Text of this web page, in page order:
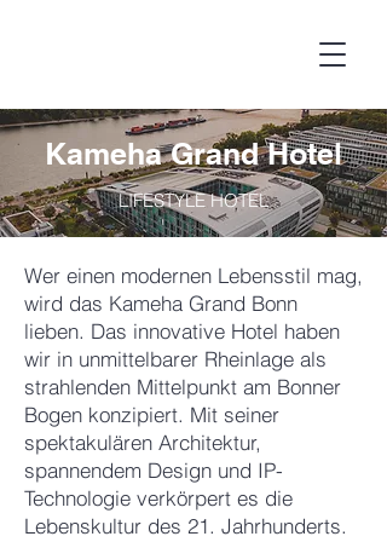
Kameha Grand Hotel
LIFESTYLE HOTEL
Wer einen modernen Lebensstil mag,
wird das Kameha Grand Bonn
lieben. Das innovative Hotel haben
wir in unmittelbarer Rheinlage als
strahlenden Mittelpunkt am Bonner
Bogen konzipiert. Mit seiner
spektakulären Architektur,
spannendem Design und IP-
Technologie verkörpert es die
Lebenskultur des 21. Jahrhunderts.